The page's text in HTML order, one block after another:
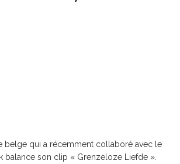
belge qui a récemment collaboré avec le
balance son clip « Grenzeloze Liefde ».